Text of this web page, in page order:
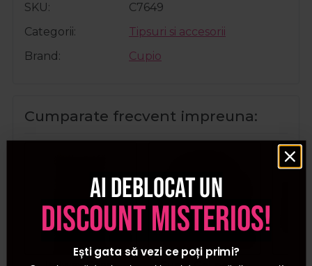
SKU
C7649
Categorii
Tipsuri si accesorii
Brand
Cupio
Cumparate frecvent impreuna:
Ai deblocat un
discount misterios!
Ești gata să vezi ce poți primi?